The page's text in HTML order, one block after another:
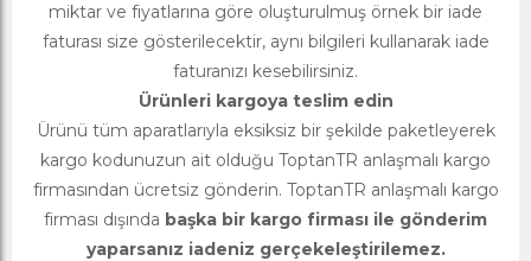
miktar ve fiyatlarına göre oluşturulmuş örnek bir iade
faturası size gösterilecektir, aynı bilgileri kullanarak iade
faturanızı kesebilirsiniz.
Ürünleri kargoya teslim edin
Ürünü tüm aparatlarıyla eksiksiz bir şekilde paketleyerek
kargo kodunuzun ait olduğu ToptanTR anlaşmalı kargo
firmasından ücretsiz gönderin. ToptanTR anlaşmalı kargo
firması dışında başka bir kargo firması ile gönderim
yaparsanız iadeniz gerçekeleştirilemez.